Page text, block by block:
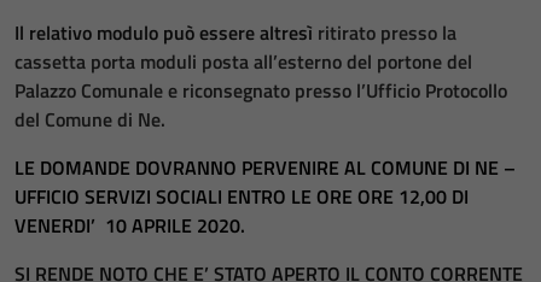
Il relativo modulo può essere altresì ritirato presso la
cassetta porta moduli posta all’esterno del portone del
Palazzo Comunale e riconsegnato presso l’Ufficio Protocollo
del Comune di Ne.
LE DOMANDE DOVRANNO PERVENIRE AL COMUNE DI NE –
UFFICIO SERVIZI SOCIALI ENTRO LE ORE ORE 12,00 DI
VENERDI’ 10 APRILE 2020.
SI RENDE NOTO CHE E’ STATO APERTO IL CONTO CORRENTE